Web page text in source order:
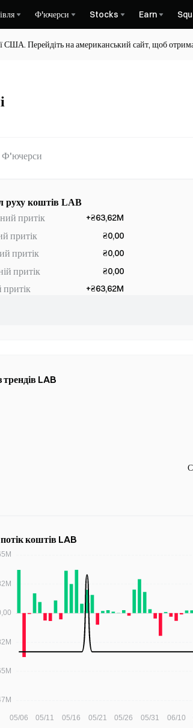
Ф'ючерси Stocks Earn
США. Перейдіть на американський сайт, щоб
Ф'ючерси
руху коштів LAB
притік +₴63,62M
притік ₴0,00
притік ₴0,00
притік ₴0,00
+₴63,62M
трендів LAB
коштів LAB